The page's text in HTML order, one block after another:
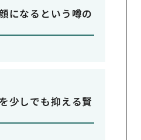
になるという噂の
少しでも抑える賢